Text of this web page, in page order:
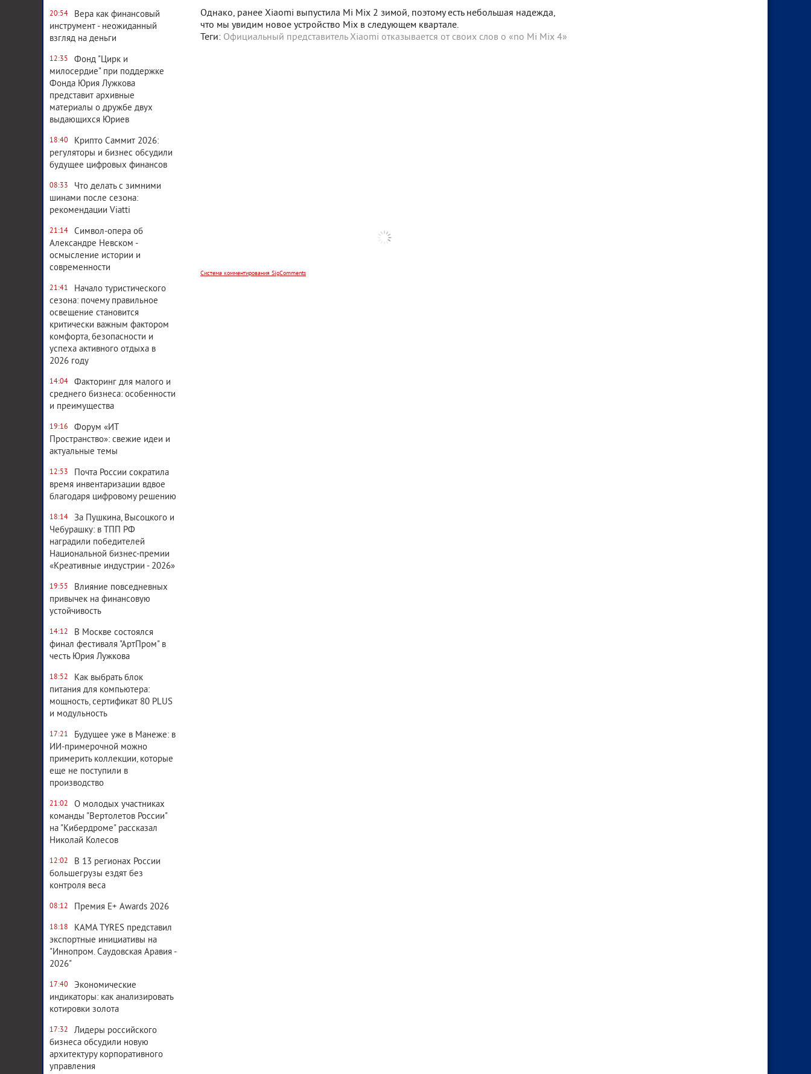
20:54
Вера как финансовый
инструмент - неожиданный
взгляд на деньги
12:35
Фонд "Цирк и
милосердие" при поддержке
Фонда Юрия Лужкова
представит архивные
материалы о дружбе двух
выдающихся Юриев
18:40
Крипто Саммит 2026:
регуляторы и бизнес обсудили
будущее цифровых финансов
08:33
Что делать с зимними
шинами после сезона:
рекомендации Viatti
21:14
Символ-опера об
Александре Невском -
осмысление истории и
современности
21:41
Начало туристического
сезона: почему правильное
освещение становится
критически важным фактором
комфорта, безопасности и
успеха активного отдыха в
2026 году
14:04
Факторинг для малого и
среднего бизнеса: особенности
и преимущества
19:16
Форум «ИТ
Пространство»: свежие идеи и
актуальные темы
12:53
Почта России сократила
время инвентаризации вдвое
благодаря цифровому решению
18:14
За Пушкина, Высоцкого и
Чебурашку: в ТПП РФ
наградили победителей
Национальной бизнес-премии
«Креативные индустрии - 2026»
19:55
Влияние повседневных
привычек на финансовую
устойчивость
14:12
В Москве состоялся
финал фестиваля "АртПром" в
честь Юрия Лужкова
18:52
Как выбрать блок
питания для компьютера:
мощность, сертификат 80 PLUS
и модульность
17:21
Будущее уже в Манеже: в
ИИ-примерочной можно
примерить коллекции, которые
еще не поступили в
производство
21:02
О молодых участниках
команды "Вертолетов России"
на "Кибердроме" рассказал
Николай Колесов
12:02
В 13 регионах России
большегрузы ездят без
контроля веса
08:12 Премия E+ Awards 2026
18:18
KAMA TYRES представил
экспортные инициативы на
"Иннопром. Саудовская Аравия -
2026"
17:40
Экономические
индикаторы: как анализировать
котировки золота
17:32
Лидеры российского
бизнеса обсудили новую
архитектуру корпоративного
управления
Однако, ранее Xiaomi выпустила Mi Mix 2 зимой, поэтому есть небольшая надежда,
что мы увидим новое устройство Mix в следующем квартале.
Теги: Официальный представитель Xiaomi отказывается от своих слов о «no Mi Mix 4»